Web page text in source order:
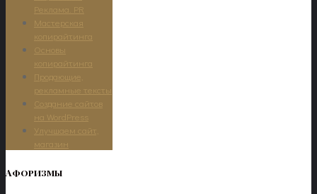
Реклама. PR
Мастерская
копирайтинга
Основы
копирайтинга
Продающие,
рекламные тексты
Создание сайтов
на WordPress
Улучшаем сайт,
магазин
Афоризмы